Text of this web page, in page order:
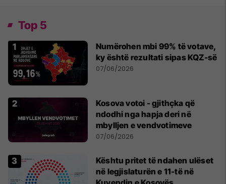
Top 5
Numërohen mbi 99% të votave,
ky është rezultati sipas KQZ-së
07/06/2026
Kosova votoi - gjithçka që
ndodhi nga hapja deri në
mbylljen e vendvotimeve
07/06/2026
Kështu pritet të ndahen ulëset
në legjislaturën e 11-të në